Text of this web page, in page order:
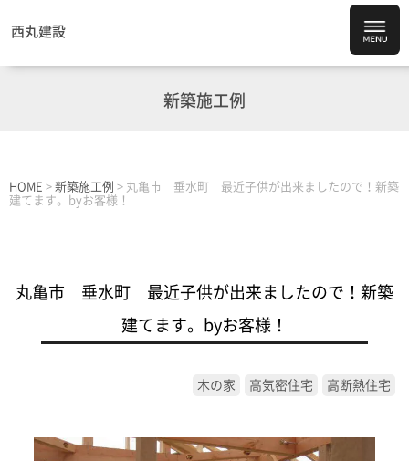
西丸建設
新築施工例
HOME > 新築施工例 > 丸亀市 垂水町 最近子供が出来ましたので！新築
建てます。byお客様！
丸亀市 垂水町 最近子供が出来ましたので！新築
建てます。byお客様！
木の家 高気密住宅 高断熱住宅